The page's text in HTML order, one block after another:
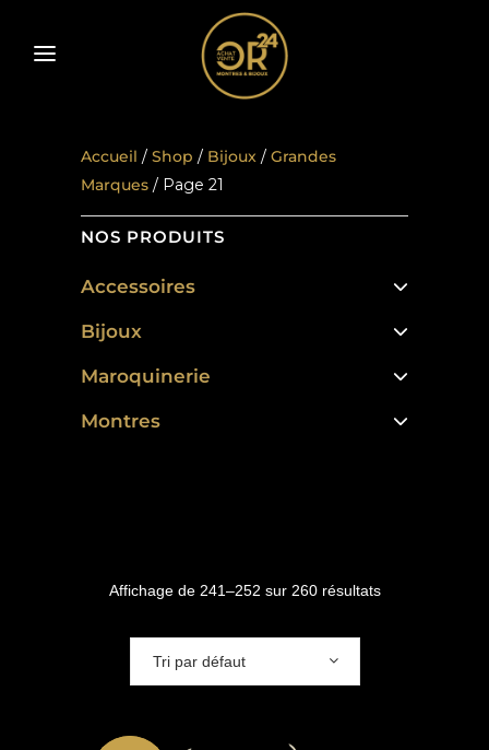
NOS PRODUITS
Accessoires
Bijoux
Maroquinerie
Montres
Accueil / Shop / Bijoux / Grandes
Marques / Page 21
Affichage de 241–252 sur 260 résultats
Tri par défaut